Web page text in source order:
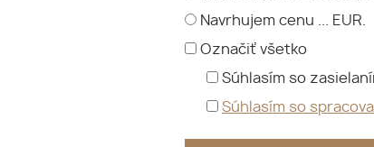
Navrhujem cenu ... EUR.
Označiť všetko
Súhlasím so
Súhlasím so